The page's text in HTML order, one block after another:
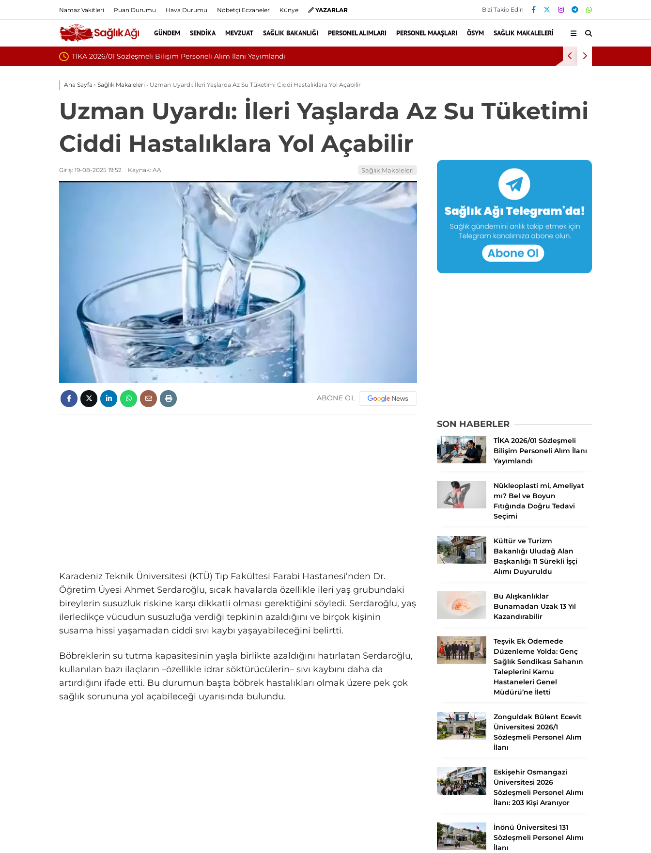
Namaz Vakitleri Puan Durumu Hava Durumu Nöbetçi Eczaneler Künye YAZARLAR Bizi Takip Edin
GÜNDEM SENDIKA MEVZUAT SAĞLIK BAKANLIĞI PERSONEL ALIMLARI PERSONEL MAAŞLARI ÖSYM SAĞLIK MAKALELERI
Nükleoplasti mi, Ameliyat mı? Bel ve Boyun Fıtığında Doğru Tedavi Seçimi
Ana Sayfa › Sağlık Makaleleri › Uzman Uyardı: İleri Yaşlarda Az Su Tüketimi Ciddi Hastalıklara Yol Açabilir
Uzman Uyardı: İleri Yaşlarda Az Su Tüketimi
Ciddi Hastalıklara Yol Açabilir
Giriş: 19-08-2025 19:52 Kaynak: AA Sağlık Makaleleri
ABONE OL
Karadeniz Teknik Üniversitesi (KTÜ) Tıp Fakültesi Farabi Hastanesi’nden Dr.
Öğretim Üyesi Ahmet Serdaroğlu, sıcak havalarda özellikle ileri yaş grubundaki
bireylerin susuzluk riskine karşı dikkatli olması gerektiğini söyledi. Serdaroğlu, yaş
ilerledikçe vücudun susuzluğa verdiği tepkinin azaldığını ve birçok kişinin
susama hissi yaşamadan ciddi sıvı kaybı yaşayabileceğini belirtti.
Böbreklerin su tutma kapasitesinin yaşla birlikte azaldığını hatırlatan Serdaroğlu,
kullanılan bazı ilaçların –özellikle idrar söktürücülerin– sıvı kaybını daha da
artırdığını ifade etti. Bu durumun başta böbrek hastalıkları olmak üzere pek çok
sağlık sorununa yol açabileceği uyarısında bulundu.
SON HABERLER
TİKA 2026/01 Sözleşmeli
Bilişim Personeli Alım İlanı
Yayımlandı
Nükleoplasti mi, Ameliyat
mı? Bel ve Boyun
Fıtığında Doğru Tedavi
Seçimi
Kültür ve Turizm
Bakanlığı Uludağ Alan
Başkanlığı 11 Sürekli İşçi
Alımı Duyuruldu
Bu Alışkanlıklar
Bunamadan Uzak 13 Yıl
Kazandırabilir
Teşvik Ek Ödemede
Düzenleme Yolda: Genç
Sağlık Sendikası Sahanın
Taleplerini Kamu
Hastaneleri Genel
Müdürü’ne İletti
Zonguldak Bülent Ecevit
Üniversitesi 2026/1
Sözleşmeli Personel Alım
İlanı
Eskişehir Osmangazi
Üniversitesi 2026
Sözleşmeli Personel Alımı
İlanı: 203 Kişi Aranıyor
İnönü Üniversitesi 131
Sözleşmeli Personel Alımı
İlanı